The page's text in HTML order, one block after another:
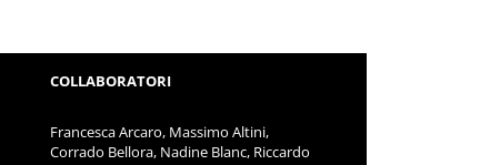
COLLABORATORI
Francesca Arcaro, Massimo Altini,
Corrado Bellora, Nadine Blanc, Riccardo